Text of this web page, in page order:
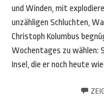
und Winden, mit
unzähligen Schluchten,
Christoph Kolumbus
Wochentages zu wählen:
Insel, die er noch heute